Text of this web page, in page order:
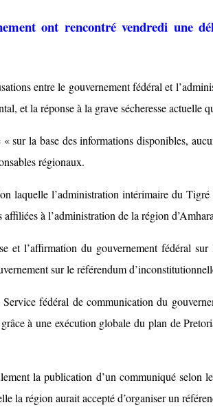
ont rencontré vendredi une
entre le gouvernement fédéral et
et la réponse à la grave sécheresse actuelle
la base des informations disponibles,
régionaux.
laquelle l’administration intérimaire du
à l’administration de la région
et l’affirmation du gouvernement fédéral
sur le référendum
fédéral de communication du
à une exécution globale du plan de
la publication d’un communiqué selon
la région aurait accepté d’organiser un